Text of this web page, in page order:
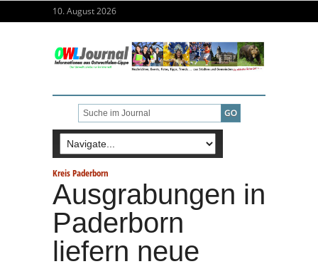
10. August 2026
Kreis Paderborn
Ausgrabungen in
Paderborn
liefern neue